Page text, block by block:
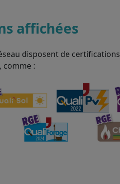
affichées
disposent de certifications
comme :